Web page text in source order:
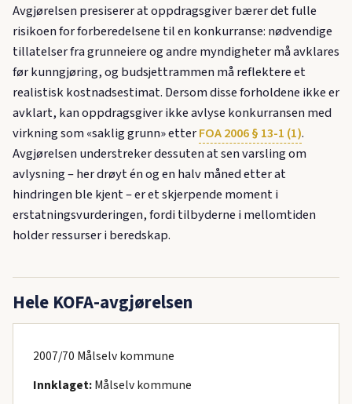
Avgjørelsen presiserer at oppdragsgiver bærer det fulle
risikoen for forberedelsene til en konkurranse: nødvendige
tillatelser fra grunneiere og andre myndigheter må avklares
før kunngjøring, og budsjettrammen må reflektere et
realistisk kostnadsestimat. Dersom disse forholdene ikke er
avklart, kan oppdragsgiver ikke avlyse konkurransen med
virkning som «saklig grunn» etterFOA 2006 § 13-1 (1).
Avgjørelsen understreker dessuten at sen varsling om
avlysning – her drøyt én og en halv måned etter at
hindringen ble kjent – er et skjerpende moment i
erstatningsvurderingen, fordi tilbyderne i mellomtiden
holder ressurser i beredskap.
Hele KOFA-avgjørelsen
2007/70 Målselv kommune
Innklaget:Målselv kommune